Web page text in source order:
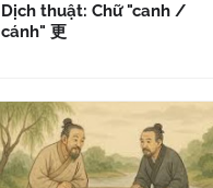
Dịch thuật: Chữ "canh /
cánh" 更